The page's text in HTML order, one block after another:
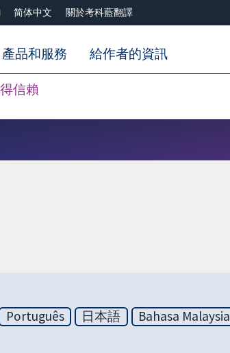
简体中文 關於考科藍翻譯
信賴
產品和服務 給作者的資訊
Português 日本語 Bahasa Malaysia